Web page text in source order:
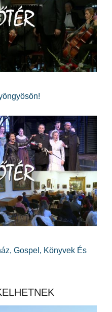
Gospel, Könyvek És